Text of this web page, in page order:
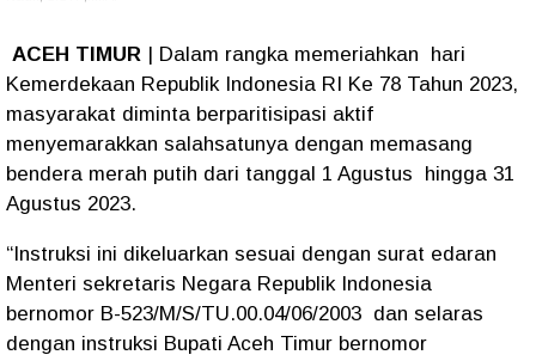
ACEH TIMUR | Dalam rangka memeriahkan hari
Kemerdekaan Republik Indonesia RI Ke 78 Tahun 2023,
masyarakat diminta berparitisipasi aktif
menyemarakkan salahsatunya dengan memasang
bendera merah putih dari tanggal 1 Agustus hingga 31
Agustus 2023.
“Instruksi ini dikeluarkan sesuai dengan surat edaran
Menteri sekretaris Negara Republik Indonesia
bernomor B-523/M/S/TU.00.04/06/2003 dan selaras
dengan instruksi Bupati Aceh Timur bernomor